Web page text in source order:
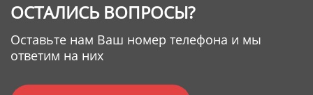
ОСТАЛИСЬ ВОПРОСЫ?
Оставьте нам Ваш номер телефона и мы
ответим на них